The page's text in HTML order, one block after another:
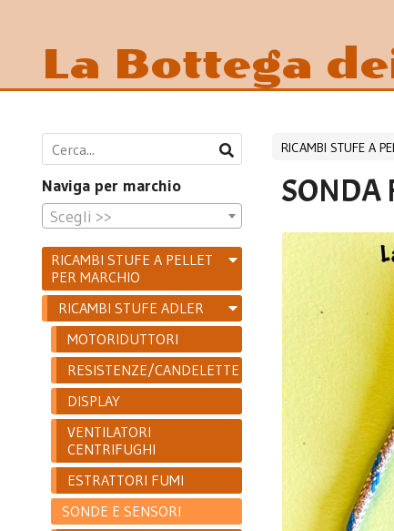
La Bottega
RICAMBI STUFE A
SONDA
Naviga per marchio
Scegli >>
RICAMBI STUFE A PELLET
PER MARCHIO
RICAMBI STUFE ADLER
MOTORIDUTTORI
RESISTENZE/CANDELETTE
DISPLAY
VENTILATORI
CENTRIFUGHI
ESTRATTORI FUMI
SONDE E SENSORI